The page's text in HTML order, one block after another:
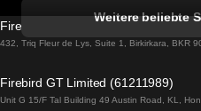
Züge von
Züge von
Weitere beliebte
Firebird GT Limited (OC 1451)
432, Triq Fleur de Lys, Suite 1, Birkirkara, BKR
Firebird GT Limited (61211989)
Unit G 15/F Tal Building 49 Austin Road, KL,